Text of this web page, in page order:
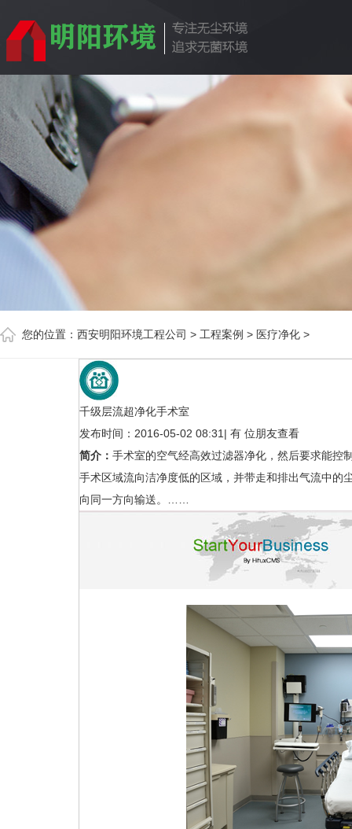
您的位置： 西安明阳环境工程公司 > 工程案例 > 医疗净化 >
千级层流超净化手术室
发布时间：2016-05-02 08:31 | 有 位朋友查看
简介： 手术室的空气经高效过滤器净化，然后要求能控
手术区域流向洁净度低的区域，并带走和排出气流中的
向同一方向输送。……
消毒供应中心
医疗净化